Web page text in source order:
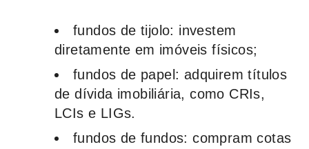
fundos de tijolo: investem
diretamente em imóveis físicos;
fundos de papel: adquirem títulos
de dívida imobiliária, como CRIs,
LCIs e LIGs.
fundos de fundos: compram cotas